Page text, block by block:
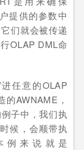
提供的参数中
们就会被传递
OLAP DML命
任意的OLAP
AWNAME，
子中，我们执
候，会顺带执
例来说就是